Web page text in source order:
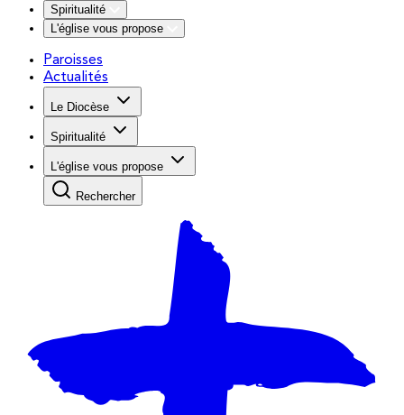
Spiritualité
L'église vous propose
Paroisses
Actualités
Le Diocèse
Spiritualité
L'église vous propose
Rechercher